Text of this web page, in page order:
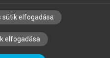
KÖNYVTÁROSOKNAK
ALAPELVEK
sütik elfogadása
elfogadása